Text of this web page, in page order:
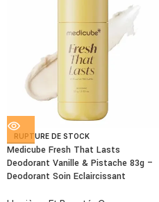
RUPTURE DE STOCK
Medicube Fresh That Lasts
Deodorant Vanille & Pistache 83g –
Deodorant Soin Eclaircissant